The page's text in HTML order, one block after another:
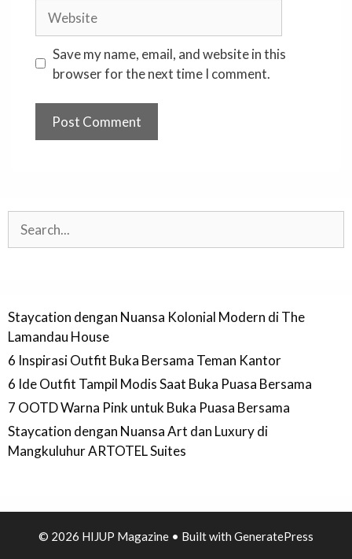
Save my name, email, and website in this
browser for the next time I comment.
Staycation dengan Nuansa Kolonial Modern di The
Lamandau House
6 Inspirasi Outfit Buka Bersama Teman Kantor
6 Ide Outfit Tampil Modis Saat Buka Puasa Bersama
7 OOTD Warna Pink untuk Buka Puasa Bersama
Staycation dengan Nuansa Art dan Luxury di
Mangkuluhur ARTOTEL Suites
© 2026 HIJUP Magazine • Built with GeneratePress